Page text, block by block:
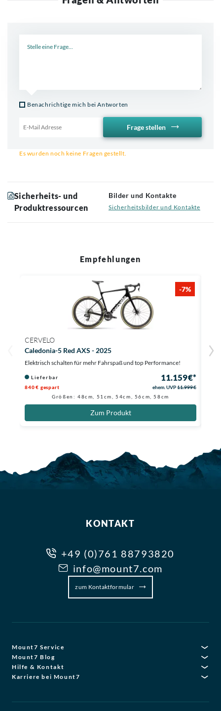
Benachrichtige mich bei Antworten
Frage stellen
Es wurden noch keine Fragen gestellt.
Sicherheits- und
Produktressourcen
Bilder und Kontakte
Sicherheitsbilder und Kontakte
Empfehlungen
-7%
CERVELO
Caledonia-5 Red AXS - 2025
Elektrisch schalten für mehr Fahrspaß und top Performance!
Lieferbar 11.159 €*
840 € gespart ehem. UVP11.999 €
Größen: 48cm, 51cm, 54cm, 56cm, 58cm
Zum Produkt
R5
KONTAKT
+49 (0)761 88793820
info@mount7.com
zum Kontaktformular
Mount7 Service
Mount7 Blog
Hilfe & Kontakt
Karriere bei Mount7